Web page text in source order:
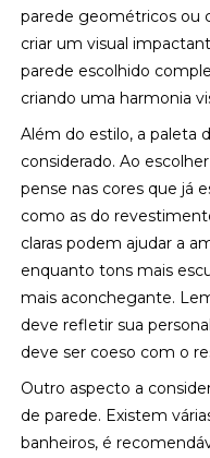
parede geométricos ou
criar um visual
parede escolhido
criando uma harmonia
Além do estilo, a paleta
considerado. Ao
pense nas cores que já
como as do
claras podem ajudar a
enquanto tons mais
mais aconchegante.
deve refletir sua
deve ser coeso com o
Outro aspecto a
de parede. Existem
banheiros, é